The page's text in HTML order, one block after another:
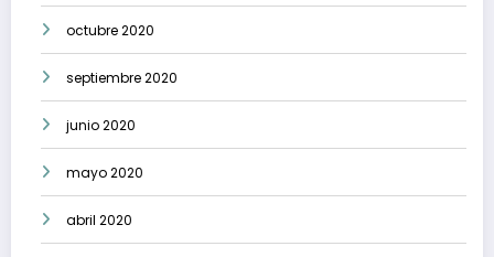
octubre 2020
septiembre 2020
junio 2020
mayo 2020
abril 2020